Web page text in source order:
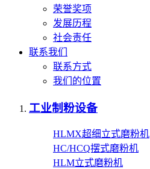
荣誉奖项
发展历程
社会责任
联系我们
联系方式
我们的位置
工业制粉设备
HLMX超细立式磨粉机
HC/HCQ摆式磨粉机
HLM立式磨粉机